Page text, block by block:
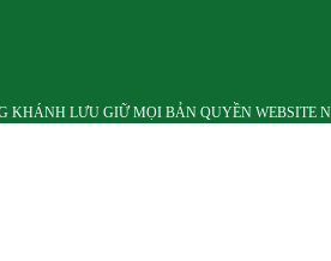
KHÁNH LƯU GIỮ MỌI BẢN QUYỀN WEBSITE